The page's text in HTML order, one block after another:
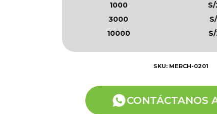
1000
3000
10000
SKU: MERCH-0201
CONTÁCTANOS